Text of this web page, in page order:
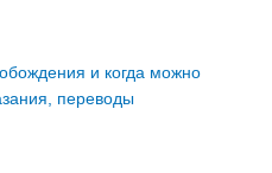
и когда можно
переводы